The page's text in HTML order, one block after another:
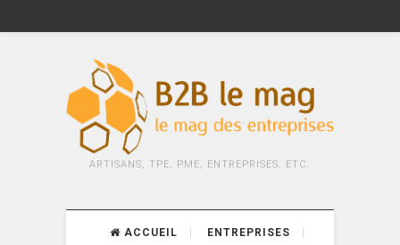
ARTISANS, TPE, PME, ENTREPRISES, ETC.
ACCUEIL ENTREPRISES